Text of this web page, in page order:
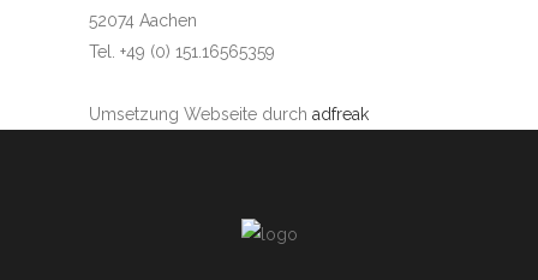
52074 Aachen
Tel. +49 (0) 151.16565359
Umsetzung Webseite durch adfreak